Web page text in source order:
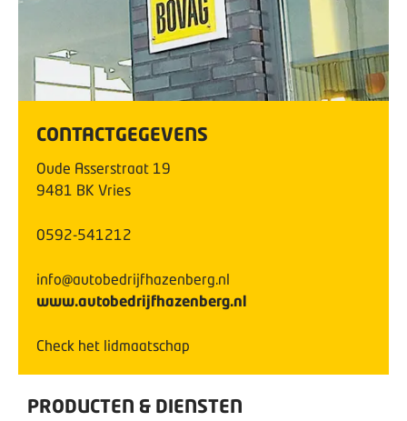
CONTACTGEGEVENS
Oude Asserstraat 19
9481 BK Vries
0592-541212
info@autobedrijfhazenberg.nl
www.autobedrijfhazenberg.nl
Check het lidmaatschap
PRODUCTEN & DIENSTEN